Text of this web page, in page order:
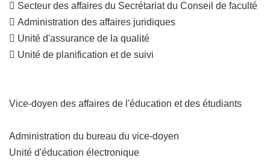
 Secteur des affaires du Secrétariat du Conseil de faculté
 Administration des affaires juridiques
 Unité d'assurance de la qualité
 Unité de planification et de suivi
Vice-doyen des affaires de l'éducation et des étudiants
Administration du bureau du vice-doyen
Unité d'éducation électronique